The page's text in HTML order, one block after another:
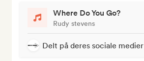
Where Do You Go?
Rudy stevens
Delt på deres sociale medier